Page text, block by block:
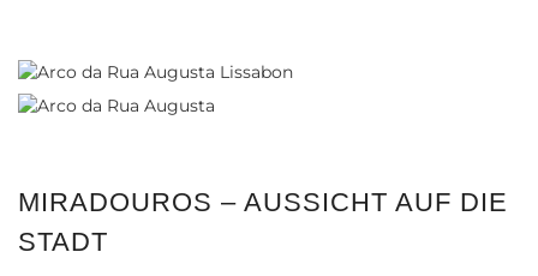
MIRADOUROS – AUSSICHT AUF DIE
STADT